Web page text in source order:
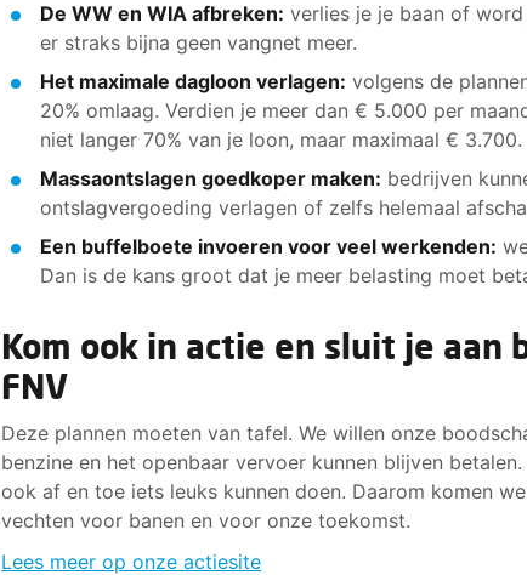
De WW en WIA afbreken: verlies je je baan of
er straks bijna geen vangnet meer.
Het maximale dagloon verlagen: volgens de
20% omlaag. Verdien je meer dan € 5.000 per
niet langer 70% van je loon, maar maximaal € 3.700.
Massaontslagen goedkoper maken: bedrijven
ontslagvergoeding verlagen of zelfs helemaal
Een buffelboete invoeren voor veel werkenden:
Dan is de kans groot dat je meer belasting moet
Kom ook in actie en sluit je aan
FNV
Deze plannen moeten van tafel. We willen onze
benzine en het openbaar vervoer kunnen blijven
ook af en toe iets leuks kunnen doen. Daarom komen
vechten voor banen en voor onze toekomst.
Lees meer op onze actiesite